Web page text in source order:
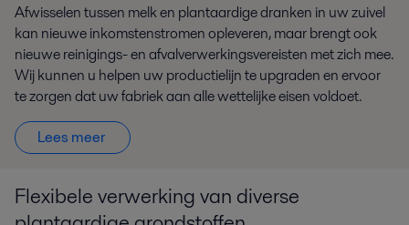
Afwisselen tussen melk en plantaardige dranken in uw zuivel
kan nieuwe inkomstenstromen opleveren, maar brengt ook
nieuwe reinigings- en afvalverwerkingsvereisten met zich mee.
Wijkunnen u helpen uw productielijn te upgraden en ervoor
te zorgen dat uw fabriek aan alle wettelijke eisen voldoet.
Lees meer
Flexibele verwerking van diverse